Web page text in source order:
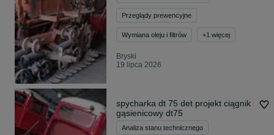
Przeglądy prewencyjne
Wymiana oleju i filtrów +1 więcej
Bryski
19 lipca 2026
spycharka dt 75 det projekt ciągnik
gąsienicowy dt75
Analiza stanu technicznego